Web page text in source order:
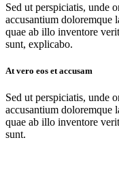
Sed ut perspiciatis, unde
accusantium doloremque
quae ab illo inventore
sunt, explicabo.
At vero eos et accusam
Sed ut perspiciatis, unde
accusantium doloremque
quae ab illo inventore
sunt.